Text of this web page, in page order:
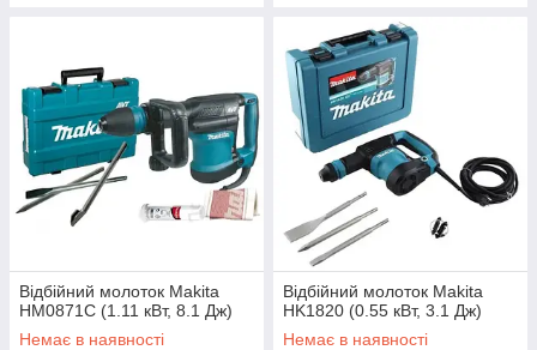
Відбійний молоток Makita
HM0871C (1.11 кВт, 8.1 Дж)
Немає в наявності
Відбійний молоток Makita
HK1820 (0.55 кВт, 3.1 Дж)
Немає в наявності